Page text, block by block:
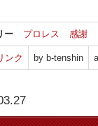
ー プロレス 感謝
ンク by b-tenshin